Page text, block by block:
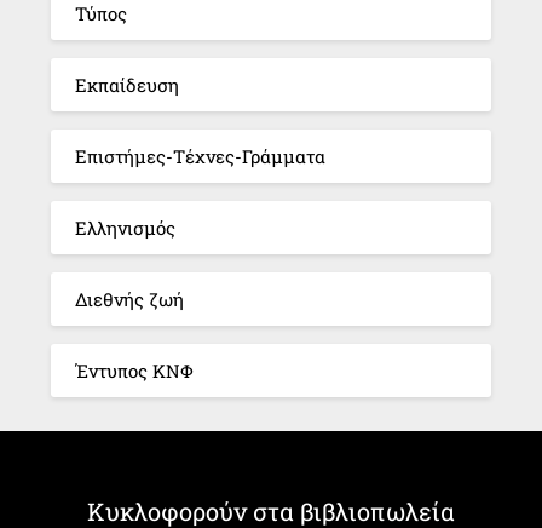
Τύπος
Εκπαίδευση
Επιστήμες-Τέχνες-Γράμματα
Ελληνισμός
Διεθνής ζωή
Έντυπος ΚΝΦ
Κυκλοφορούν στα βιβλιοπωλεία